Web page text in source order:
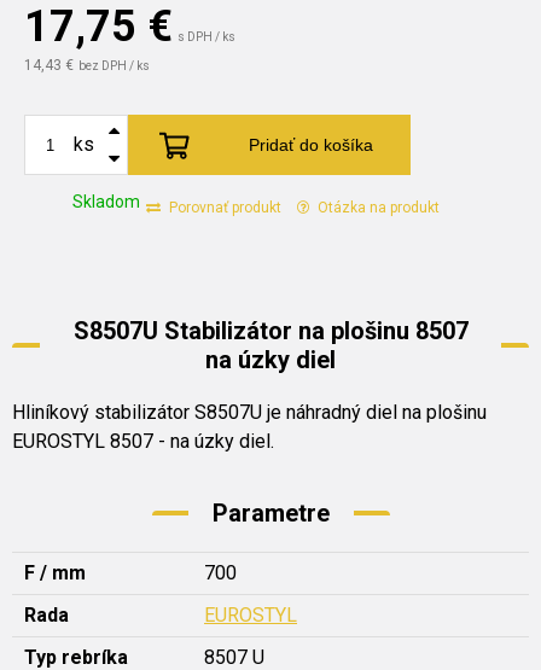
17,75 € s DPH / ks
14,43 € bez DPH / ks
Skladom
ks Pridať do košíka
Porovnať produkt Otázka na produkt
S8507U Stabilizátor na plošinu 8507
na úzky diel
Hliníkový stabilizátor S8507U je náhradný diel na plošinu
EUROSTYL 8507 - na úzky diel.
Parametre
F / mm
700
Rada
EUROSTYL
Typ rebríka
8507 U